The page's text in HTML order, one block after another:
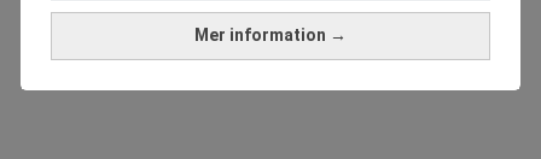
Mer information →